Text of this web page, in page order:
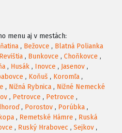
menu aj v mestách:
, Bežovce , Blatná Polianka
, Bunkovce , Choňkovce ,
, Husák , Inovce , Jasenov ,
, Koňuš , Koromľa ,
, Nižná Rybnica , Nižné Nemecké
, Petrovce , Petrovce ,
, Porostov , Porúbka ,
, Remetské Hámre , Ruská
, Ruský Hrabovec , Sejkov ,